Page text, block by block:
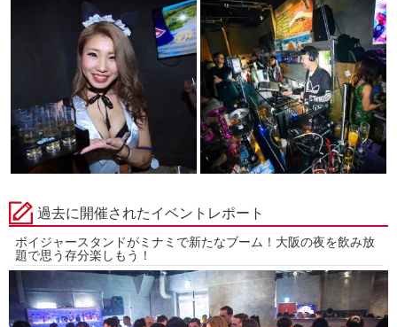
過去に開催されたイベントレポート
ボイジャースタンドがミナミで新たなブーム！大阪の夜を飲み放
題で思う存分楽しもう！